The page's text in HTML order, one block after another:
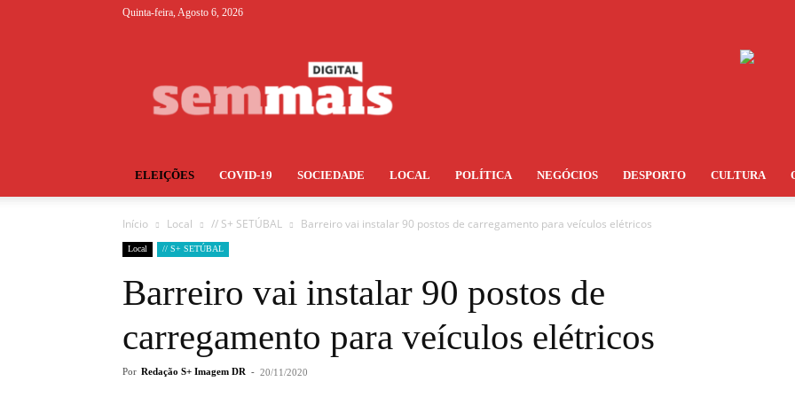
Quinta-feira, Agosto 6, 2026
ELEIÇÕES COVID-19 SOCIEDADE LOCAL POLÍTICA NEGÓCIOS DESPORTO CULTURA
Início Local // S+ SETÚBAL Barreiro vai instalar 90 postos de carregamento para veículos elétricos
Local // S+ SETÚBAL
Barreiro vai instalar 90 postos de
carregamento para veículos elétricos
Por Redação S+ Imagem DR - 20/11/2020